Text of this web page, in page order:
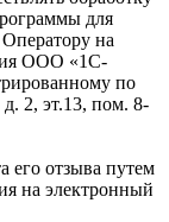
для
на
ООО «1С-
по
2, эт.13, пом. 8-
его отзыва путем
на электронный